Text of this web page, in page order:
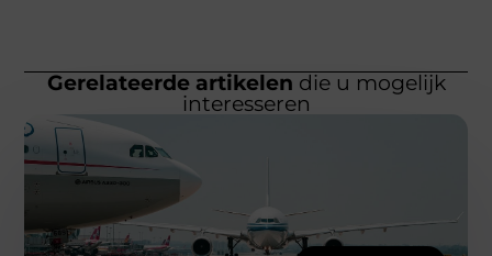
Gerelateerde artikelen die u mogelijk
interesseren